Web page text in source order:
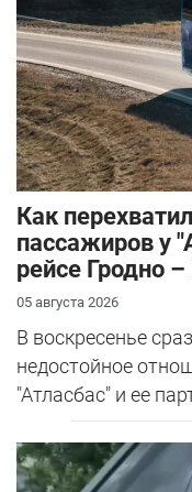
Как
пассажиров у
рейсе Гродно
05 августа 2026
В воскресенье
недостойное
"Атласбас" и ее